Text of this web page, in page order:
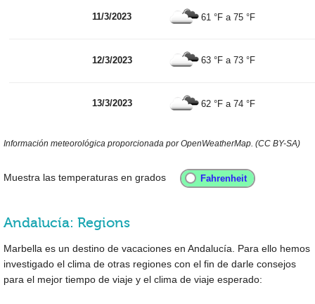
11/3/2023 61 °F a75 °F
12/3/2023 63 °F a73 °F
13/3/2023 62 °F a74 °F
Información meteorológica proporcionada por OpenWeatherMap. (CC BY-SA)
Muestra las temperaturas en grados
Andalucía: Regions
Marbella es un destino de vacaciones en Andalucía. Para ello hemos
investigado el clima de otras regiones con el fin de darle consejos
para el mejor tiempo de viaje y el clima de viaje esperado: